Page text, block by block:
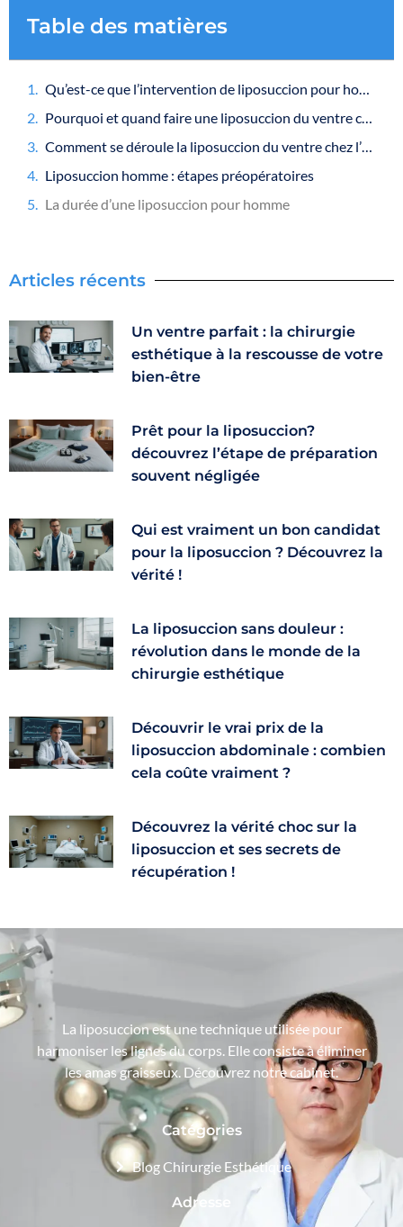
Table des matières
Qu’est-ce que l’intervention de liposuccion pour homme ?
Pourquoi et quand faire une liposuccion du ventre chez l’homme ?
Comment se déroule la liposuccion du ventre chez l’homme ?
Liposuccion homme : étapes préopératoires
La durée d’une liposuccion pour homme
Articles récents
Un ventre parfait : la chirurgie
esthétique à la rescousse de votre
bien-être
Prêt pour la liposuccion?
découvrez l’étape de préparation
souvent négligée
Qui est vraiment un bon candidat
pour la liposuccion ? Découvrez la
vérité !
La liposuccion sans douleur :
révolution dans le monde de la
chirurgie esthétique
Découvrir le vrai prix de la
liposuccion abdominale : combien
cela coûte vraiment ?
Découvrez la vérité choc sur la
liposuccion et ses secrets de
récupération !
La liposuccion est une technique utilisée pour
harmoniser les lignes du corps. Elle consiste à éliminer
les amas graisseux. Découvrez notre cabinet.
Catégories
Blog Chirurgie Esthétique
Adresse